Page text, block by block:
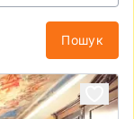
Пошук